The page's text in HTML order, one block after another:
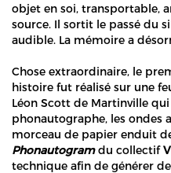
objet en soi, transportable,
source. Il sortit le passé du
audible. La mémoire a
Chose extraordinaire, le
histoire fut réalisé sur une
Léon Scott de Martinville qui
phonautographe, les ondes
morceau de papier enduit
Phonautogramdu collectif
technique afin de générer